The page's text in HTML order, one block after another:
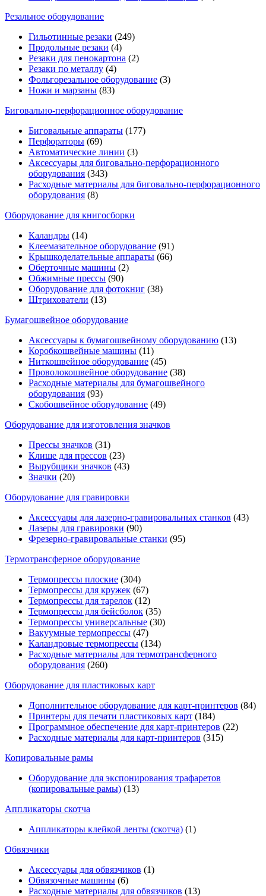
Резальное оборудование
Гильотинные резаки (249)
Продольные резаки (4)
Резаки для пенокартона (2)
Резаки по металлу (4)
Фольгорезальное оборудование (3)
Ножи и марзаны (83)
Биговально-перфорационное оборудование
Биговальные аппараты (177)
Перфораторы (69)
Автоматические линии (3)
Аксессуары для биговально-перфорационного
оборудования (343)
Расходные материалы для биговально-перфорационного
оборудования (8)
Оборудование для книгосборки
Каландры (14)
Клеемазательное оборудование (91)
Крышкоделательные аппараты (66)
Оберточные машины (2)
Обжимные прессы (90)
Оборудование для фотокниг (38)
Штрихователи (13)
Бумагошвейное оборудование
Аксессуары к бумагошвейному оборудованию (13)
Коробкошвейные машины (11)
Ниткошвейное оборудование (45)
Проволокошвейное оборудование (38)
Расходные материалы для бумагошвейного
оборудования (93)
Скобошвейное оборудование (49)
Оборудование для изготовления значков
Прессы значков (31)
Клише для прессов (23)
Вырубщики значков (43)
Значки (20)
Оборудование для гравировки
Аксессуары для лазерно-гравировальных станков (43)
Лазеры для гравировки (90)
Фрезерно-гравировальные станки (95)
Термотрансферное оборудование
Термопрессы плоские (304)
Термопрессы для кружек (67)
Термопрессы для тарелок (12)
Термопрессы для бейсболок (35)
Термопрессы универсальные (30)
Вакуумные термопрессы (47)
Каландровые термопрессы (134)
Расходные материалы для термотрансферного
оборудования (260)
Оборудование для пластиковых карт
Дополнительное оборудование для карт-принтеров (84)
Принтеры для печати пластиковых карт (184)
Программное обеспечение для карт-принтеров (22)
Расходные материалы для карт-принтеров (315)
Копировальные рамы
Оборудование для экспонирования трафаретов
(копировальные рамы) (13)
Аппликаторы скотча
Аппликаторы клейкой ленты (скотча) (1)
Обвязчики
Аксессуары для обвязчиков (1)
Обвязочные машины (6)
Расходные материалы для обвязчиков (13)